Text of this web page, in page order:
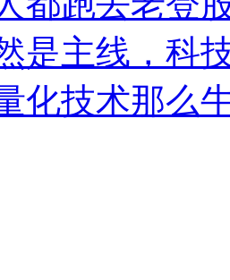
是主线，科
化技术那么